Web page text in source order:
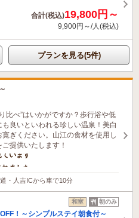
合計(税込)19,800円～
9,900円～/人(税込)
プランを見る(5件)
比べ”はいかがですか？歩行浴や低
良いといわれる珍しい温泉！美白
ぎください。山江の食材を使用し
提供いたします！
います
ました
・人吉ICから車で10分
和室 朝のみ
！～シンプルステイ朝食付～